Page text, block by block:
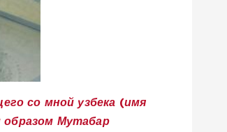
со мной узбека (имя
образом Мутабар